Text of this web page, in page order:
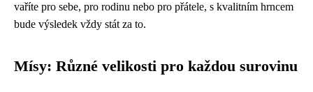
vaříte pro sebe, pro rodinu nebo pro přátele, s kvalitním hrncem
bude výsledek vždy stát za to.
Mísy: Různé velikosti pro každou surovinu